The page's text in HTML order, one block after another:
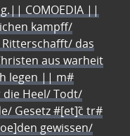
COMOEDIA ||
kampff/
das
aus warheit
legen || m#
Heel/ Todt/
Gesetz #[et]c̃ tr#
gewissen/